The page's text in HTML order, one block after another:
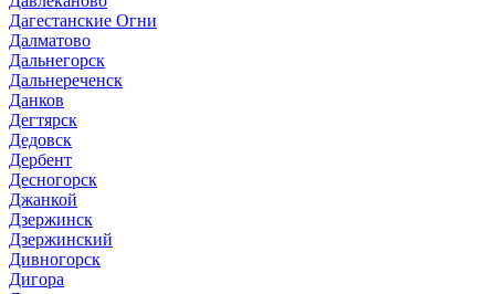
Дагестанские Огни
Далматово
Дальнегорск
Дальнереченск
Данков
Дегтярск
Дедовск
Дербент
Десногорск
Джанкой
Дзержинск
Дзержинский
Дивногорск
Дигора